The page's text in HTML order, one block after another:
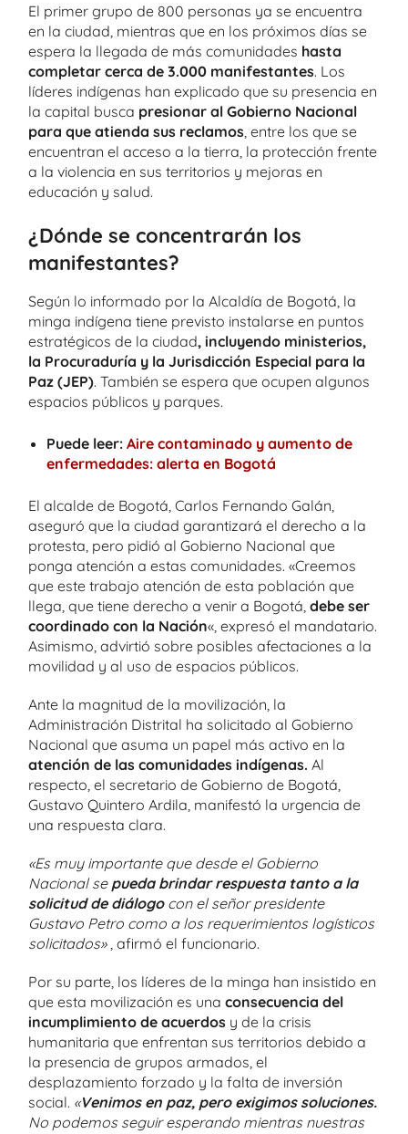
El primer grupo de 800 personas ya se encuentra
en la ciudad, mientras que en los próximos días se
espera la llegada de más comunidades hasta
completar cerca de 3.000 manifestantes. Los
líderes indígenas han explicado que su presencia en
la capital busca presionar al Gobierno Nacional
para que atienda sus reclamos , entre los que se
encuentran el acceso a la tierra, la protección frente
a la violencia en sus territorios y mejoras en
educación y salud.
¿Dónde se concentrarán los
manifestantes?
Según lo informado por la Alcaldía de Bogotá, la
minga indígena tiene previsto instalarse en puntos
estratégicos de la ciudad, incluyendo ministerios,
la Procuraduría y la Jurisdicción Especial para la
Paz (JEP). También se espera que ocupen algunos
espacios públicos y parques.
Puede leer: Aire contaminado y aumento de
enfermedades: alerta en Bogotá
El alcalde de Bogotá, Carlos Fernando Galán,
aseguró que la ciudad garantizará el derecho a la
protesta, pero pidió al Gobierno Nacional que
ponga atención a estas comunidades. «Creemos
que este trabajo atención de esta población que
llega, que tiene derecho a venir a Bogotá, debe ser
coordinado con la Nación«, expresó el mandatario.
Asimismo, advirtió sobre posibles afectaciones a la
movilidad y al uso de espacios públicos.
Ante la magnitud de la movilización, la
Administración Distrital ha solicitado al Gobierno
Nacional que asuma un papel más activo en la
atención de las comunidades indígenas. Al
respecto, el secretario de Gobierno de Bogotá,
Gustavo Quintero Ardila, manifestó la urgencia de
una respuesta clara.
«Es muy importante que desde el Gobierno
Nacional sepueda brindar respuesta tanto a la
solicitud de diálogocon el señor presidente
Gustavo Petro como a los requerimientos logísticos
solicitados», afirmó el funcionario.
Por su parte, los líderes de la minga han insistido en
que esta movilización es una consecuencia del
incumplimiento de acuerdos y de la crisis
humanitaria que enfrentan sus territorios debido a
la presencia de grupos armados, el
desplazamiento forzado y la falta de inversión
social. «Venimos en paz, pero exigimos soluciones.
No podemos seguir esperando mientras nuestras